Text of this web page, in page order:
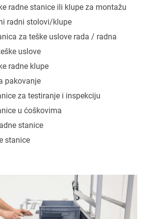
radne stanice ili klupe za montažu
radni stolovi/klupe
za teške uslove rada / radna
uslove
radne klupe
pakovanje
za testiranje i inspekciju
u ćoškovima
stanice
stanice